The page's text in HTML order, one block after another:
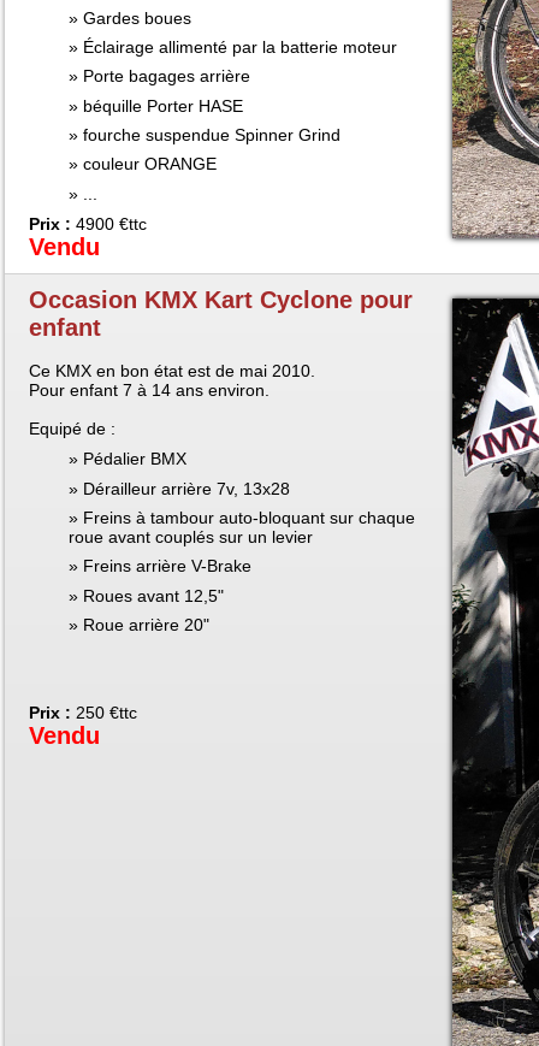
Gardes boues
Éclairage allimenté par la batterie moteur
Porte bagages arrière
béquille Porter HASE
fourche suspendue Spinner Grind
couleur ORANGE
Prix : 4900 €ttc
Vendu
Occasion KMX Kart Cyclone pour
enfant
Ce KMX en bon état est de mai 2010.
Pour enfant 7 à 14 ans environ.
Equipé de :
Pédalier BMX
Dérailleur arrière 7v, 13x28
Freins à tambour auto-bloquant sur chaque
roue avant couplés sur un levier
Freins arrière V-Brake
Roues avant 12,5"
Roue arrière 20"
Prix : 250 €ttc
Vendu